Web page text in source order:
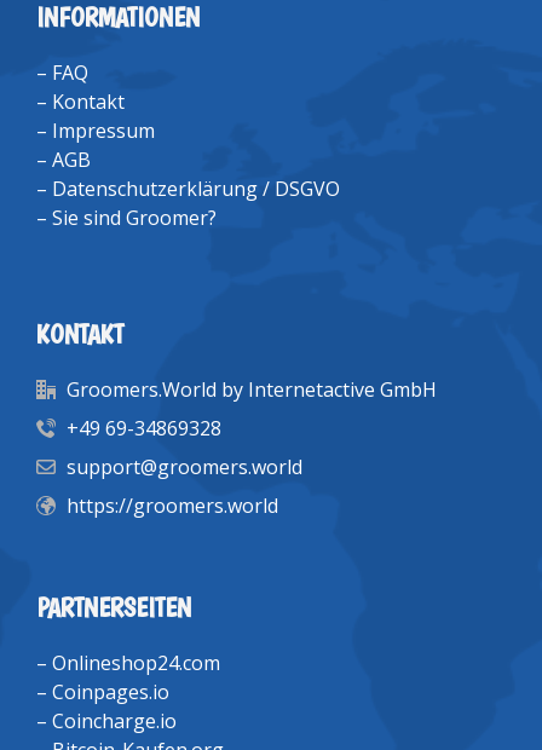
INFORMATIONEN
– FAQ
– Kontakt
– Impressum
– AGB
– Datenschutzerklärung / DSGVO
– Sie sind Groomer?
KONTAKT
Groomers.World by Internetactive GmbH
+49 69-34869328
support@groomers.world
https://groomers.world
PARTNERSEITEN
– Onlineshop24.com
– Coinpages.io
– Coincharge.io